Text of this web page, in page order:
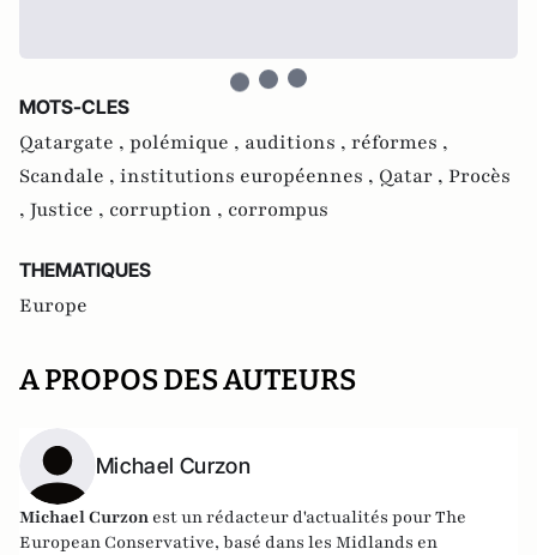
MOTS-CLES
Qatargate , polémique , auditions , réformes ,
Scandale , institutions européennes , Qatar , Procès
, Justice , corruption , corrompus
THEMATIQUES
Europe
A PROPOS DES AUTEURS
Michael Curzon
Michael Curzon est un rédacteur d'actualités pour The
European Conservative, basé dans les Midlands en